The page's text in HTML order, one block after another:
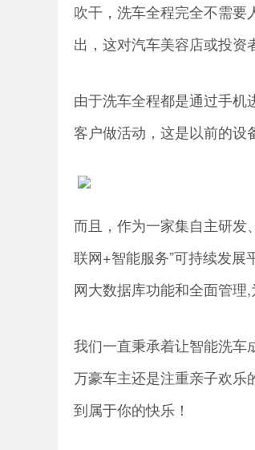
吹干，洗车全程完全不需
出，这对汽车美容店或投资
由于洗车全程都是通过手
客户做活动，这是以前的设
而且，作为一家集自主研发
联网+智能服务”可持续发
网大数据库功能和全面管理
我们一直秉承着让智能洗车
万豪车主还是注重亲子欢乐
到属于你的快乐！